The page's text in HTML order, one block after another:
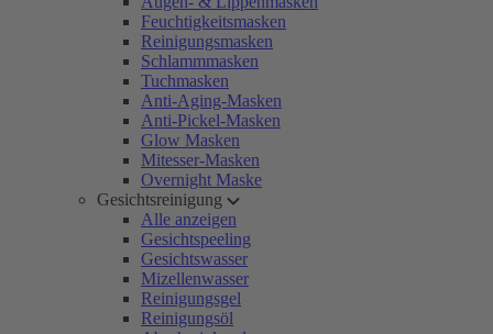
Feuchtigkeitsmasken
Reinigungsmasken
Schlammmasken
Tuchmasken
Anti-Aging-Masken
Anti-Pickel-Masken
Glow Masken
Mitesser-Masken
Overnight Maske
Gesichtsreinigung
Alle anzeigen
Gesichtspeeling
Gesichtswasser
Mizellenwasser
Reinigungsgel
Reinigungsöl